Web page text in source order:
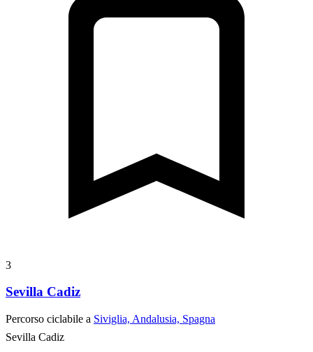
3
Sevilla Cadiz
Percorso ciclabile a Siviglia, Andalusia, Spagna
Sevilla Cadiz